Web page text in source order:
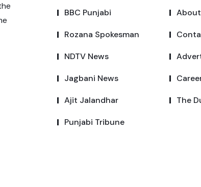
BBC Punjabi
Rozana Spokesman
NDTV News
Jagbani News
Ajit Jalandhar
Punjabi Tribune
The